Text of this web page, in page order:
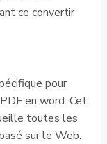
ce convertir
pour
en word. Cet
toutes les
sur le Web.